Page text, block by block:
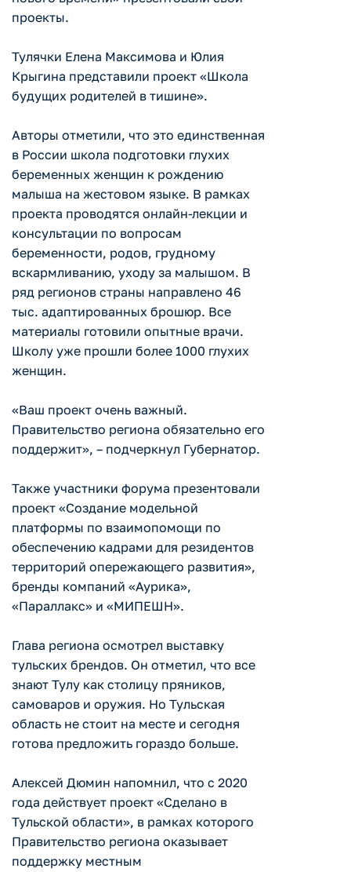
проекты.
Тулячки Елена Максимова и Юлия
Крыгина представили проект «Школа
будущих родителей в тишине».
Авторы отметили, что это единственная
в России школа подготовки глухих
беременных женщин к рождению
малыша на жестовом языке. В рамках
проекта проводятся онлайн-лекции и
консультации по вопросам
беременности, родов, грудному
вскармливанию, уходу за малышом. В
ряд регионов страны направлено 46
тыс. адаптированных брошюр. Все
материалы готовили опытные врачи.
Школу уже прошли более 1000 глухих
женщин.
«Ваш проект очень важный.
Правительство региона обязательно его
поддержит», – подчеркнул Губернатор.
Также участники форума презентовали
проект «Создание модельной
платформы по взаимопомощи по
обеспечению кадрами для резидентов
территорий опережающего развития»,
бренды компаний «Аурика»,
«Параллакс» и «МИПЕШН».
Глава региона осмотрел выставку
тульских брендов. Он отметил, что все
знают Тулу как столицу пряников,
самоваров и оружия. Но Тульская
область не стоит на месте и сегодня
готова предложить гораздо больше.
Алексей Дюмин напомнил, что с 2020
года действует проект «Сделано в
Тульской области», в рамках которого
Правительство региона оказывает
поддержку местным